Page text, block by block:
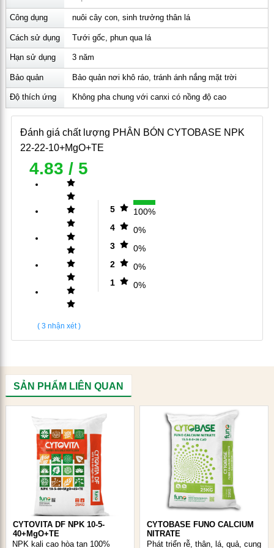
Lân hữu hiệu (P2O5)
22%
Kali hữu hiệu (K2O)
10%
Magie (MgO)
1,2%
Vi lượng
: EDTA Fe 150ppm; EDTA Mn
100ppm; EDTA Zn 200ppm, EDTA Cu 100ppm,
Bo 100ppm. Bổ sung Molybden.
2. CÔNG DỤNG CỦA PHÂN NPK 22-22-
10+MgO+TE VỚI CÂY TRỒNG
Rau màu là loại cây trồng có hàm lượng dinh dưỡng phong
phú, thời gian sinh trưởng ngắn, tốc độ sinh trưởng nhanh,
năng suất/đơn vị diện tích cao. Vì vậy chúng yêu cầu nhiều
loại chất dinh dưỡng trong quá trình sinh trưởng.
Giai đoạn cây con:
10+MgO+TE
giúp cho hệ rễ phát triển khoẻ mạnh,
bám đều bầu ươm, thân cây mập, lóng ngắn, lá
mầm to và nhanh phát triển lá thật
xanh dàythuận tiện cho việc cấy trồng ra luống
cây phát triển thân lá vượt trội. Phân
sung dinh dưỡng cân đối giúp cho các qúa trình
chuyển hoá diễn ra thuận lợi,
chất khô cao, sinh khối lớn, nặng kývà năng suất
cao.
3. ƯU ĐIỂM CỦA PHÂN CYTOBASE NPK 22-22-
10+MgO+TE
3.1 Chứa 3 dạng đạm dễ hấp thu cho cây ở trạng thái
cân bằng
Phân NPK 22-22-10+MgO+TEchứa 3 dạng đạm dễ
hấp thu cho cây trồng:
đạm Nitrat (NO3-), đạm Amoni
Công dụng nuôi cây con, sinh trưởng thân lá
Cách sử dụng Tưới gốc, phun qua lá
Hạn sử dụng 3 năm
Bảo quản Bảo quản nơi khô ráo, tránh ánh nắng mặt trời
Độ thích ứng Không pha chung với canxi có nồng độ cao
Đánh giá chất lượng PHÂN BÓN CYTOBASE NPK
22-22-10+MgO+TE
4.83 / 5
( 3 nhận xét )
5
100%
4
0%
3
0%
2
0%
1
0%
SẢN PHẨM LIÊN QUAN
CYTOVITA DF NPK 10-5-
40+MgO+TE
NPK kali cao hòa tan 100%
CYTOBASE FUNO CALCIUM
NITRATE
Phát triển rễ, thân, lá, quả, cung